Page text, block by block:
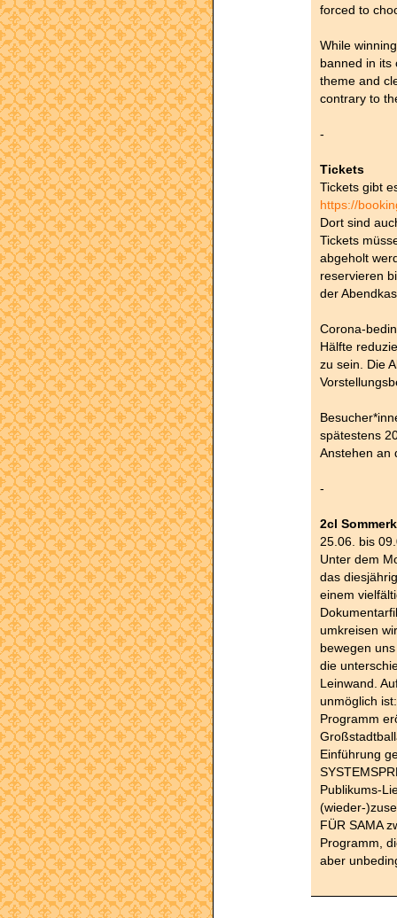
forced to
While
banned in its
theme and
contrary to
-
Tickets
Tickets gibt
https://
Dort sind
Tickets
abgeholt
reservieren
der
Corona-
Hälfte
zu sein. Die
spätestens
Anstehen an
-
2cl
25.06. bis
Unter dem
das
einem
umkreisen
bewegen
die
Leinwand.
unmöglich
Programm
Einführung
Publikums-
(wieder-
FÜR SAMA
Programm,
aber